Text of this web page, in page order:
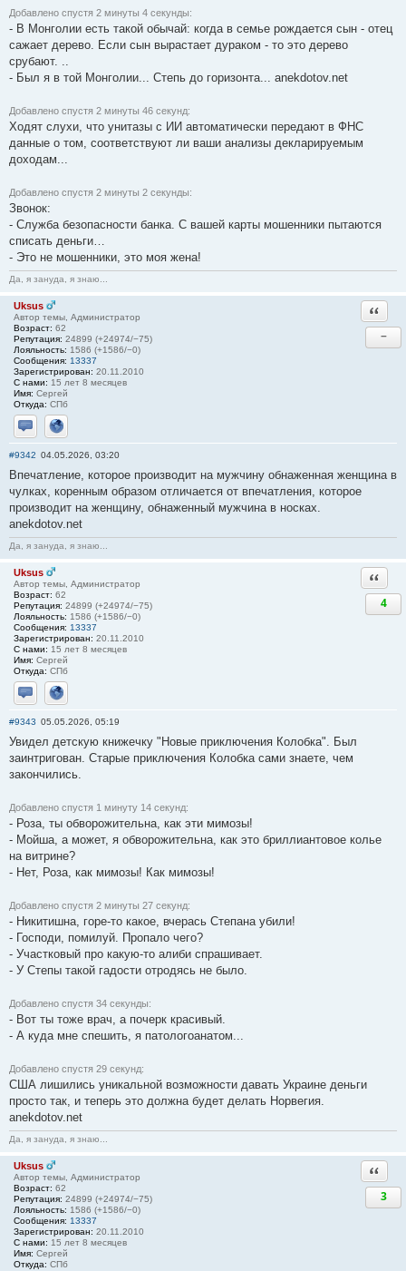
Добавлено спустя 2 минуты 4 секунды:
- В Монголии есть такой обычай: когда в семье рождается сын - отец
сажает дерево. Если сын вырастает дураком - то это дерево
срубают. ..
- Был я в той Монголии... Степь до горизонта... anekdotov.net
Добавлено спустя 2 минуты 46 секунд:
Ходят слухи, что унитазы с ИИ автоматически передают в ФНС
данные о том, соответствуют ли ваши анализы декларируемым
доходам...
Добавлено спустя 2 минуты 2 секунды:
Звонок:
- Служба безопасности банка. С вашей карты мошенники пытаются
списать деньги…
- Это не мошенники, это моя жена!
Да, я зануда, я знаю...
Uksus
Автор темы, Администратор
Возраст: 62
Репутация: 24899 (+24974/−75)
Лояльность: 1586 (+1586/−0)
Сообщения: 13337
Зарегистрирован: 20.11.2010
С нами: 15 лет 8 месяцев
Имя: Сергей
Откуда: СПб
Отправить личное сообщение
Сайт
−
#9342 04.05.2026, 03:20
Впечатление, которое производит на мужчину обнаженная женщина в
чулках, коренным образом отличается от впечатления, которое
производит на женщину, обнаженный мужчина в носках.
anekdotov.net
Да, я зануда, я знаю...
Uksus
Автор темы, Администратор
Возраст: 62
Репутация: 24899 (+24974/−75)
Лояльность: 1586 (+1586/−0)
Сообщения: 13337
Зарегистрирован: 20.11.2010
С нами: 15 лет 8 месяцев
Имя: Сергей
Откуда: СПб
Отправить личное сообщение
Сайт
4
#9343 05.05.2026, 05:19
Увидел детскую книжечку "Новые приключения Колобка". Был
заинтригован. Старые приключения Колобка сами знаете, чем
закончились.
Добавлено спустя 1 минуту 14 секунд:
- Роза, ты обворожительна, как эти мимозы!
- Мойша, а может, я обворожительна, как это бриллиантовое колье
на витрине?
- Нет, Роза, как мимозы! Как мимозы!
Добавлено спустя 2 минуты 27 секунд:
- Никитишна, горе-то какое, вчерась Степана убили!
- Господи, помилуй. Пропало чего?
- Участковый про какую-то алиби спрашивает.
- У Степы такой гадости отродясь не было.
Добавлено спустя 34 секунды:
- Вот ты тоже врач, а почерк красивый.
- А куда мне спешить, я патологоанатом...
Добавлено спустя 29 секунд:
США лишились уникальной возможности давать Украине деньги
просто так, и теперь это должна будет делать Норвегия.
anekdotov.net
Да, я зануда, я знаю...
Uksus
Автор темы, Администратор
Возраст: 62
Репутация: 24899 (+24974/−75)
Лояльность: 1586 (+1586/−0)
Сообщения: 13337
Зарегистрирован: 20.11.2010
С нами: 15 лет 8 месяцев
Имя: Сергей
Откуда: СПб
3